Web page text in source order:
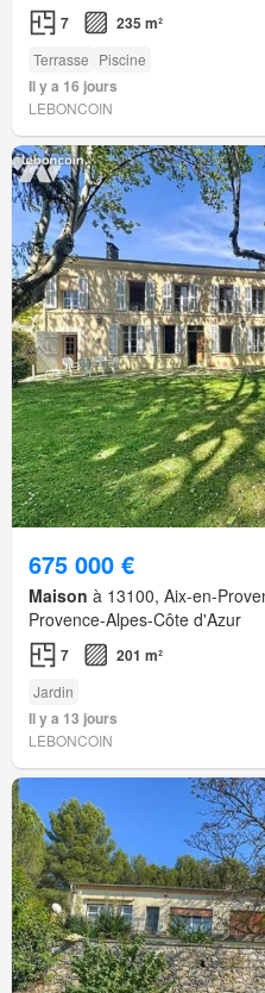
7 235 m²
Terrasse Piscine
Il y a 16 jours
LEBONCOIN
675 000 €
Maison à 13100, Aix-en-
Provence-Alpes-Côte d'Azur
7 201 m²
Jardin
Il y a 13 jours
LEBONCOIN